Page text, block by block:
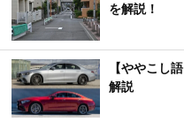
を解説！
【ややこし
解説